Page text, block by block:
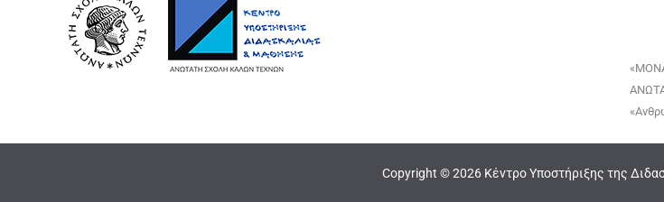
Copyright © 2026 Κέντρο Υποστήριξης της